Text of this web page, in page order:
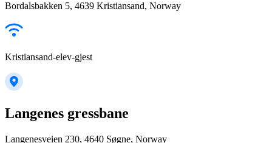
Bordalsbakken 5, 4639 Kristiansand, Norway
Kristiansand-elev-gjest
Langenes gressbane
Langenesveien 230, 4640 Søgne, Norway